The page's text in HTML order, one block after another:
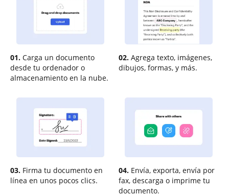
01. Carga un documento
desde tu ordenador o
almacenamiento en la nube.
02. Agrega texto, imágenes,
dibujos, formas, y más.
03. Firma tu documento en
línea en unos pocos clics.
04. Envía, exporta, envía por
fax, descarga o imprime tu
documento.